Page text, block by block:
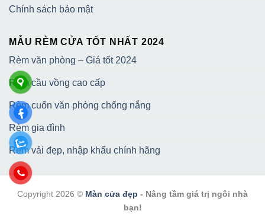
Chính sách bảo mật
MẪU RÈM CỬA TỐT NHẤT 2024
Rèm văn phòng – Giá tốt 2024
Rèm cầu vồng cao cấp
Rèm cuốn văn phòng chống nắng
Rèm gia đình
Rèm vải đẹp, nhập khẩu chính hãng
Copyright 2026 © Màn cửa đẹp - Nâng tầm giá trị ngôi nhà
bạn!